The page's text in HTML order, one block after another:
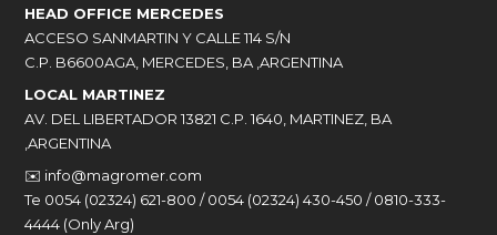
HEAD OFFICE MERCEDES
ACCESO SANMARTIN Y CALLE 114 S/N
C.P. B6600AGA, MERCEDES, BA ,ARGENTINA
LOCAL MARTINEZ
AV. DEL LIBERTADOR 13821 C.P. 1640, MARTINEZ, BA
,ARGENTINA
✉️ info@magromer.com
Te 0054 (02324) 621-800 / 0054 (02324) 430-450 / 0810-333-
4444 (Only Arg)